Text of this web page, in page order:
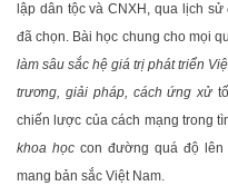
lập dân tộc và CNXH, qua lịch
đã chọn. Bài học chung cho mọi
làm sâu sắc hệ giá trị phát triển
trương, giải pháp, cách ứng xử
chiến lược của cách mạng trong
khoa học con đường quá độ
mang bản sắc Việt Nam.